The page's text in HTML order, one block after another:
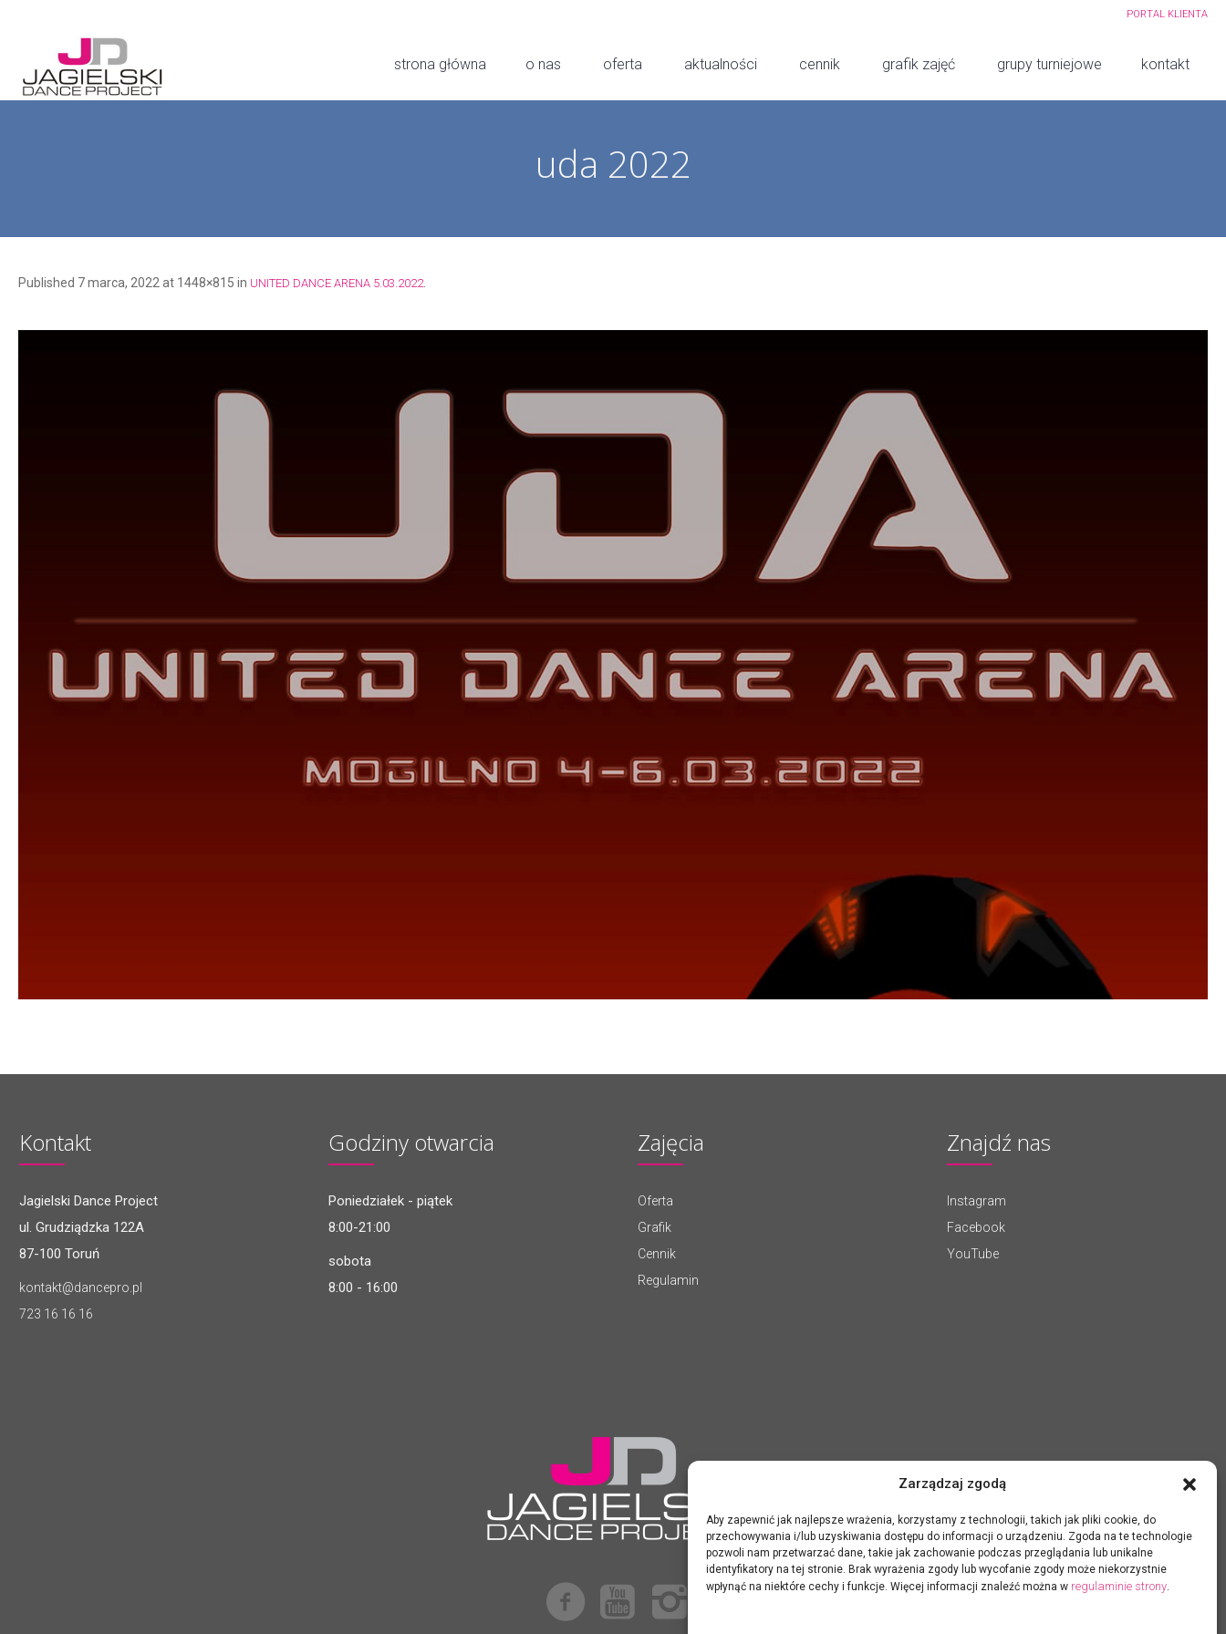
Zarządzaj zgodą
Aby zapewnić jak najlepsze wrażenia, korzystamy z technologii, takich jak pliki cookie, do
przechowywania i/lub uzyskiwania dostępu do informacji o urządzeniu. Zgoda na te technologie
pozwoli nam przetwarzać dane, takie jak zachowanie podczas przeglądania lub unikalne
identyfikatory na tej stronie. Brak wyrażenia zgody lub wycofanie zgody może niekorzystnie
wpłynąć na niektóre cechy i funkcje. Więcej informacji znaleźć można w regulaminie strony.
PORTAL KLIENTA
strona główna o nas oferta aktualności cennik grafik zajęć grupy turniejowe kontakt
uda 2022
Published 7 marca, 2022 at 1448×815 in UNITED DANCE ARENA 5.03.2022
Kontakt
Jagielski Dance Project
ul. Grudziądzka 122A
87-100 Toruń
kontakt@dancepro.pl
723 16 16 16
Godziny otwarcia
Poniedziałek - piątek
8:00-21:00
sobota
8:00 - 16:00
Zajęcia
Oferta
Grafik
Cennik
Regulamin
Znajdź nas
Instagram
Facebook
YouTube